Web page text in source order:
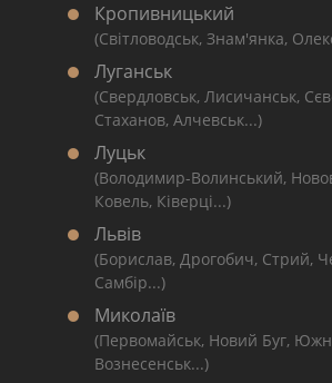
Кропивницький
(Світловодськ, Знам'янка,
Луганськ
(Свердловськ, Лисичанськ,
Стаханов, Алчевськ...)
Луцьк
(Володимир-Волинський,
Ковель, Ківерці...)
Львів
(Борислав, Дрогобич, Стрий,
Самбір...)
Миколаїв
(Первомайськ, Новий Буг,
Вознесенськ...)